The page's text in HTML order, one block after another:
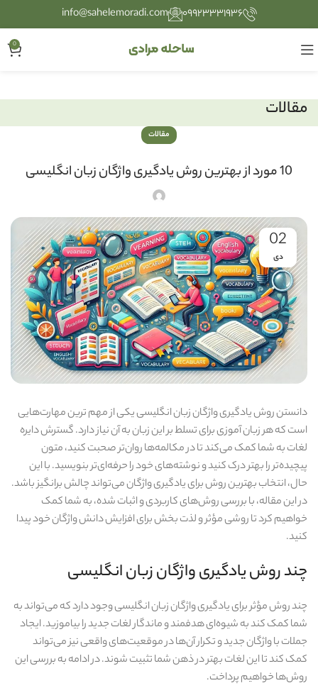
۰۹۹۲۳۳۳۱۹۳۶ info@sahelemoradi.com
0
مقالات
مقالات
10 مورد از بهترین روش یادگیری واژگان زبان انگلیسی
02
دی
دانستن روش یادگیری واژگان زبان انگلیسی یکی از مهم‌ ترین مهارت‌هایی
است که هر زبان‌ آموزی برای تسلط بر این زبان به آن نیاز دارد. گسترش دایره
لغات به شما کمک می‌کند تا در مکالمه‌ها روان‌تر صحبت کنید، متون
پیچیده‌تر را بهتر درک کنید و نوشته‌های خود را حرفه‌ای‌تر بنویسید. با این
حال، انتخاب بهترین روش برای یادگیری واژگان می‌تواند چالش‌ برانگیز باشد.
در این مقاله، با بررسی روش‌های کاربردی و اثبات‌ شده، به شما کمک
خواهیم کرد تا روشی مؤثر و لذت‌ بخش برای افزایش دانش واژگان خود پیدا
کنید.
چند روش یادگیری واژگان زبان انگلیسی
چند روش مؤثر برای یادگیری واژگان زبان انگلیسی وجود دارد که می‌تواند به
شما کمک کند به شیوه‌ای هدفمند و ماندگار لغات جدید را بیاموزید. ایجاد
جملات با واژگان جدید و تکرار آن‌ها در موقعیت‌های واقعی نیز می‌تواند
کمک کند تا این لغات بهتر در ذهن شما تثبیت شوند. در ادامه به بررسی این
روش‌ها خواهیم پرداخت.